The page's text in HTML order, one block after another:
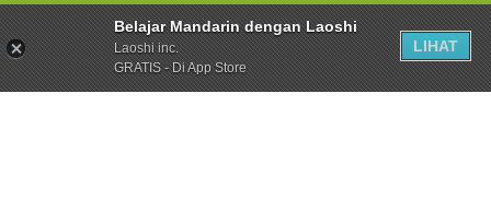
Belajar Mandarin dengan Laoshi
Laoshi inc.
GRATIS - Di App Store
LIHAT